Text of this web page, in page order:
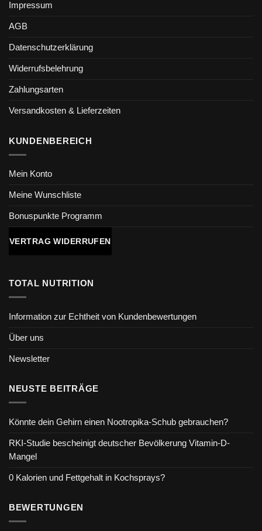
Impressum
AGB
Datenschutzerklärung
Widerrufsbelehrung
Zahlungsarten
Versandkosten & Lieferzeiten
KUNDENBEREICH
Mein Konto
Meine Wunschliste
Bonuspunkte Programm
VERTRAG WIDERRUFEN
TOTAL NUTRITION
Information zur Echtheit von Kundenbewertungen
Über uns
Newsletter
NEUSTE BEITRÄGE
Könnte dein Gehirn einen Nootropika-Schub gebrauchen?
RKI-Studie bescheinigt deutscher Bevölkerung Vitamin-D-
Mangel
0 Kalorien und Fettgehalt in Kochsprays?
BEWERTUNGEN